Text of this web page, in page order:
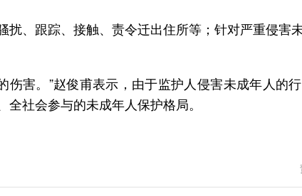
、跟踪、接触、责令迁出住所等；针对严重侵害
害。”赵俊甫表示，由于监护人侵害未成年人的
社会参与的未成年人保护格局。